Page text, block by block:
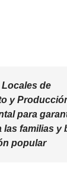
de
y
para
las familias y
popular